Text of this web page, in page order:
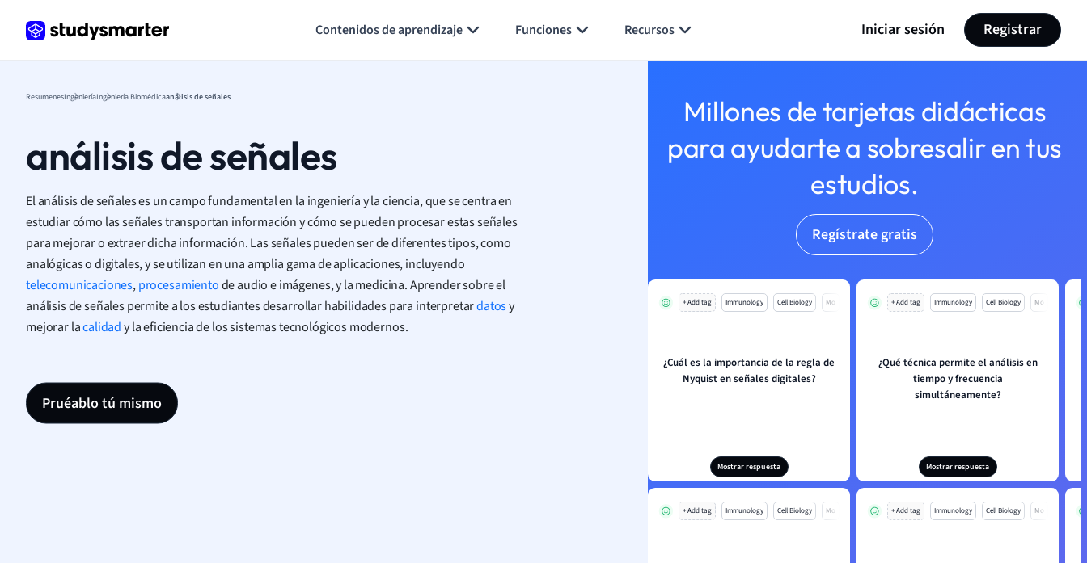
Contenidos de aprendizaje Funciones Recursos Iniciar sesión Registrar
ResumenesIngenieríaIngeniería Biomédicaanálisis de señales
análisis de señales
El análisis de señales es un campo fundamental en la ingeniería y la ciencia, que se centra en
estudiar cómo las señales transportan información y cómo se pueden procesar estas señales
para mejorar o extraer dicha información. Las señales pueden ser de diferentes tipos, como
analógicas o digitales, y se utilizan en una amplia gama de aplicaciones, incluyendo
telecomunicaciones,procesamientode audio e imágenes, y la medicina. Aprender sobre el
análisis de señales permite a los estudiantes desarrollar habilidades para interpretardatosy
mejorar lacalidady la eficiencia de los sistemas tecnológicos modernos.
Pruéablo tú mismo
Millones de tarjetas didácticas
para ayudarte a sobresalir en tus
estudios.
Regístrate gratis
+ Add tag Immunology Cell Biology Mo
¿Cuál es la importancia de la regla de
Nyquist en señales digitales?
Mostrar respuesta
+ Add tag Immunology Cell Biology Mo
¿Qué técnica permite el análisis en
tiempo y frecuencia
simultáneamente?
Mostrar respuesta
+ Add tag Immunology Cell Biology Mo + Add tag Immunology Cell Biology Mo